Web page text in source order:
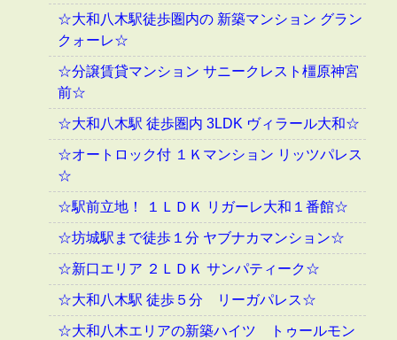
☆大和八木駅徒歩圏内の 新築マンション グラン
クォーレ☆
☆分譲賃貸マンション サニークレスト橿原神宮
前☆
☆大和八木駅 徒歩圏内 3LDK ヴィラール大和☆
☆オートロック付 １Ｋマンション リッツパレス
☆
☆駅前立地！ １ＬＤＫ リガーレ大和１番館☆
☆坊城駅まで徒歩１分 ヤブナカマンション☆
☆新口エリア ２ＬＤＫ サンパティーク☆
☆大和八木駅 徒歩５分 リーガパレス☆
☆大和八木エリアの新築ハイツ トゥールモン